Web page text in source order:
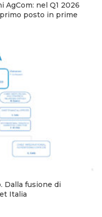
AgCom: nel Q1 2026
posto in prime
Dalla fusione di
Italia